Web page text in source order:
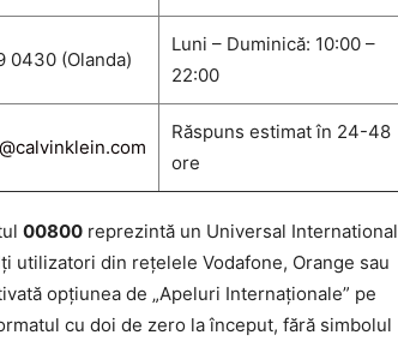
0430 (Olanda)
Luni – Duminică: 10:00 –
22:00
Răspuns estimat în 24-48
ore
00800 reprezintă un Universal International
utilizatori din rețelele Vodafone, Orange sau
opțiunea de „Apeluri Internaționale” pe
cu doi de zero la început, fără simbolul